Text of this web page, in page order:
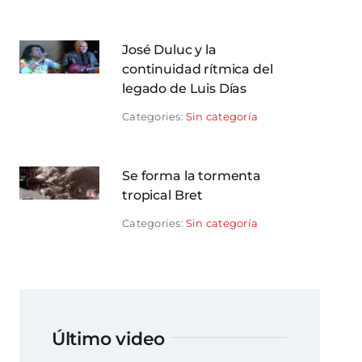
José Duluc y la
continuidad rítmica del
legado de Luis Días
Categories: Sin categoría
Se forma la tormenta
tropical Bret
Categories: Sin categoría
Último video